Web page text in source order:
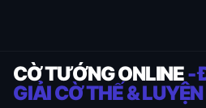
CỜ TƯỚNG ONLINE-
GIẢI CỜ THẾ &